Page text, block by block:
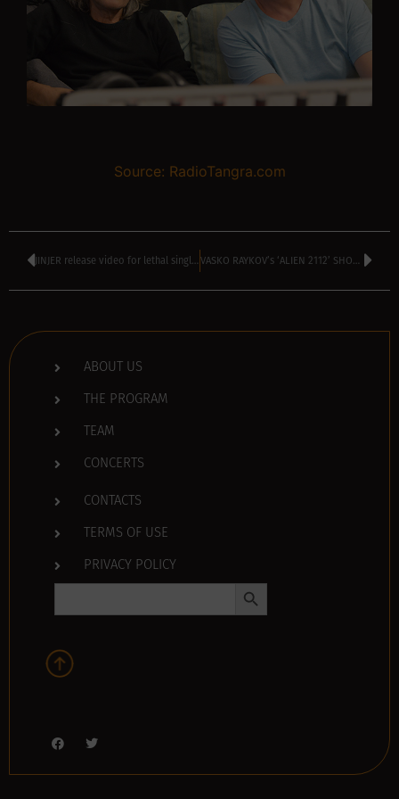
Source: RadioTangra.com
JINJER release video for lethal single Disclosure VASKO RAYKOV’s ‘ALIEN 2112’ SHOW is TODAY – kicks off at 4 pm
ABOUT US
THE PROGRAM
TEAM
CONCERTS
CONTACTS
TERMS OF USE
PRIVACY POLICY
Search Button